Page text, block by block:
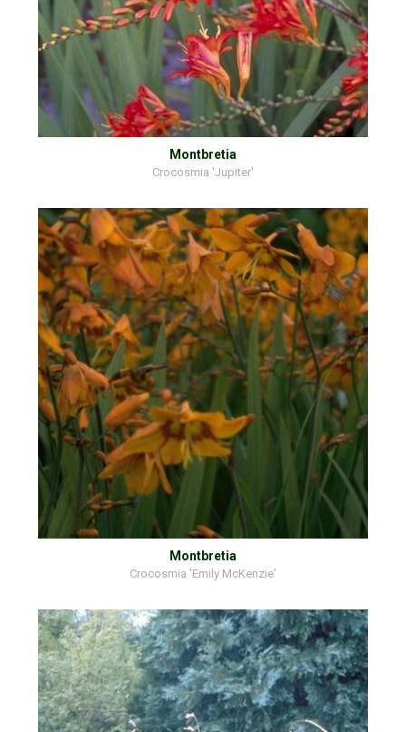
Montbretia
Crocosmia 'Jupiter'
Montbretia
Crocosmia 'Emily McKenzie'